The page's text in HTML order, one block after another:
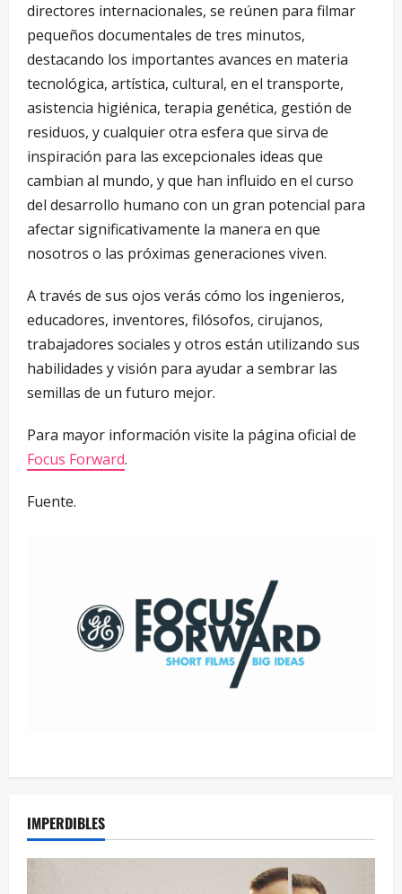
directores internacionales, se reúnen para filmar
pequeños documentales de tres minutos,
destacando los importantes avances en materia
tecnológica, artística, cultural, en el transporte,
asistencia higiénica, terapia genética, gestión de
residuos, y cualquier otra esfera que sirva de
inspiración para las excepcionales ideas que
cambian al mundo, y que han influido en el curso
del desarrollo humano con un gran potencial para
afectar significativamente la manera en que
nosotros o las próximas generaciones viven.
A través de sus ojos verás cómo los ingenieros,
educadores, inventores, filósofos, cirujanos,
trabajadores sociales y otros están utilizando sus
habilidades y visión para ayudar a sembrar las
semillas de un futuro mejor.
Para mayor información visite la página oficial de
Focus Forward.
Fuente.
IMPERDIBLES